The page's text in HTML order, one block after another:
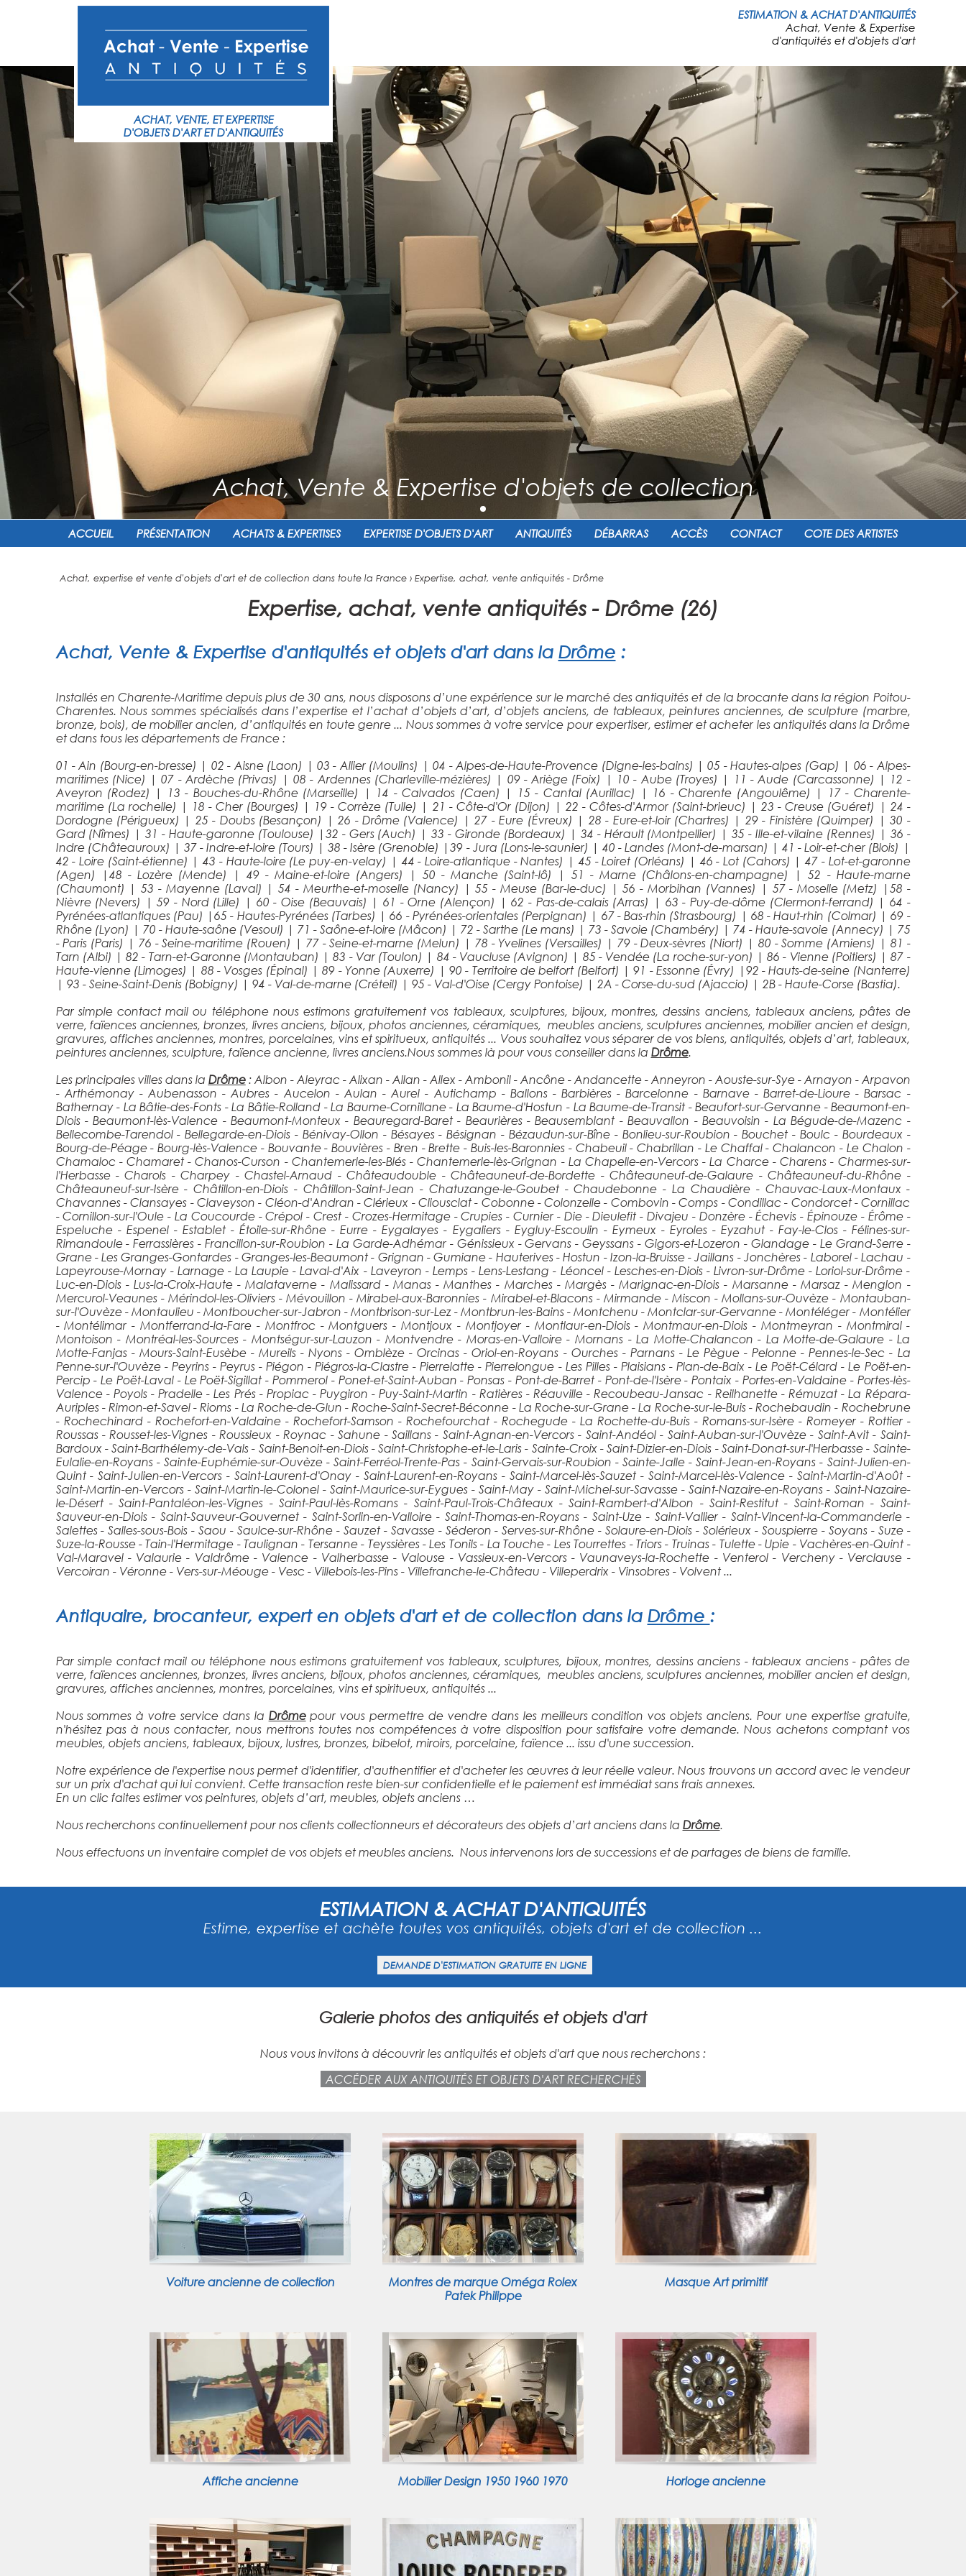
ESTIMATION & ACHAT D'ANTIQUITÉS
Achat, Vente & Expertise
d'antiquités et d'objets d'art
ACHAT, VENTE, ET EXPERTISE
D'OBJETS D'ART ET D'ANTIQUITÉS
Achat, Vente & Expertise d'objets de collection
ACCUEIL PRÉSENTATION ACHATS & EXPERTISES EXPERTISE D'OBJETS D'ART ANTIQUITÉS DÉBARRAS ACCÈS CONTACT COTE DES ARTISTES
Achat, expertise et vente d'objets d'art et de collection dans toute la France› Expertise, achat, vente antiquités - Drôme
Expertise, achat, vente antiquités - Drôme (26)
Achat, Vente & Expertise d'antiquités et objets d'art dans la Drôme :
Installés en Charente-Maritime depuis plus de 30 ans, nous disposons d’une expérience sur le marché des antiquités et de la brocante dans la région Poitou-
Charentes. Nous sommes spécialisés dans l’expertise et l’achat d’objets d’art, d’objets anciens, de tableaux, peintures anciennes, de sculpture (marbre,
bronze, bois), de mobilier ancien, d’antiquités en toute genre ... Nous sommes à votre service pour expertiser, estimer et acheter les antiquités dans la Drôme
et dans tous les départements de France :
01 - Ain (Bourg-en-bresse) | 02 - Aisne (Laon) | 03 - Allier (Moulins) | 04 - Alpes-de-Haute-Provence (Digne-les-bains) | 05 - Hautes-alpes (Gap) | 06 - Alpes-
maritimes (Nice) |07 - Ardèche (Privas) | 08 - Ardennes (Charleville-mézières) | 09 - Ariège (Foix) | 10 - Aube (Troyes) | 11 - Aude (Carcassonne) |
12 -
Aveyron (Rodez)
| 13 - Bouches-du-Rhône (Marseille) | 14 - Calvados (Caen) | 15 - Cantal (Aurillac) | 16 - Charente (Angoulême) |
17 - Charente-
maritime (La rochelle) | 18 - Cher (Bourges) | 19 - Corrèze (Tulle) | 21 - Côte-d'Or (Dijon) | 22 - Côtes-d'Armor (Saint-brieuc) | 23 - Creuse (Guéret) | 24 -
Dordogne (Périgueux) | 25 - Doubs (Besançon) | 26 - Drôme (Valence) | 27 - Eure (Évreux) | 28 - Eure-et-loir (Chartres) | 29 - Finistère (Quimper) |30 -
Gard (Nîmes) |31 - Haute-garonne (Toulouse) | 32 - Gers (Auch) |33 - Gironde (Bordeaux) | 34 - Hérault (Montpellier) |35 - Ille-et-vilaine (Rennes) | 36 -
Indre (Châteauroux) | 37 - Indre-et-loire (Tours) |38 - Isère (Grenoble) |39 - Jura (Lons-le-saunier) |40 - Landes (Mont-de-marsan) |41 - Loir-et-cher (Blois) |
42 - Loire (Saint-étienne) |43 - Haute-loire (Le puy-en-velay) |44 - Loire-atlantique - Nantes) |45 - Loiret (Orléans) |46 - Lot (Cahors) |47 - Lot-et-garonne
(Agen)
|48 - Lozère (Mende) |49 - Maine-et-loire (Angers) |50 - Manche (Saint-lô) |51 - Marne (Châlons-en-champagne) |52 - Haute-marne
(Chaumont) |53 - Mayenne (Laval) |54 - Meurthe-et-moselle (Nancy) |55 - Meuse (Bar-le-duc) |56 - Morbihan (Vannes) | 57 - Moselle (Metz) | 58 -
Nièvre (Nevers)
|59 - Nord (Lille) | 60 - Oise (Beauvais) |61 - Orne (Alençon) |62 - Pas-de-calais (Arras) | 63 - Puy-de-dôme (Clermont-ferrand) | 64 -
Pyrénées-atlantiques (Pau) |65 - Hautes-Pyrénées (Tarbes) |66 - Pyrénées-orientales (Perpignan) | 67 - Bas-rhin (Strasbourg) | 68 - Haut-rhin (Colmar) |69 -
Rhône (Lyon) | 70 - Haute-saône (Vesoul) | 71 - Saône-et-loire (Mâcon) | 72 - Sarthe (Le mans) | 73 - Savoie (Chambéry) | 74 - Haute-savoie (Annecy) | 75
- Paris (Paris) | 76 - Seine-maritime (Rouen) | 77 - Seine-et-marne (Melun) | 78 - Yvelines (Versailles) | 79 - Deux-sèvres (Niort) | 80 - Somme (Amiens) | 81 -
Tarn (Albi) |82 - Tarn-et-Garonne (Montauban) |83 - Var (Toulon) | 84 - Vaucluse (Avignon) | 85 - Vendée (La roche-sur-yon) |86 - Vienne (Poitiers) |87 -
Haute-vienne (Limoges) | 88 - Vosges (Épinal) |89 - Yonne (Auxerre) | 90 - Territoire de belfort (Belfort) |91 - Essonne (Évry) | 92 - Hauts-de-seine (Nanterre)
| 93 - Seine-Saint-Denis (Bobigny) | 94 - Val-de-marne (Créteil) | 95 - Val-d'Oise (Cergy Pontoise) | 2A - Corse-du-sud (Ajaccio) | 2B - Haute-Corse (Bastia).
Par simple contact mail ou téléphone nous estimons gratuitement vos tableaux, sculptures, bijoux, montres, dessins anciens, tableaux anciens, pâtes de
verre, faïences anciennes, bronzes, livres anciens, bijoux, photos anciennes, céramiques, meubles anciens, sculptures anciennes, mobilier ancien et design,
gravures, affiches anciennes, montres, porcelaines, vins et spiritueux, antiquités ... Vous souhaitez vous séparer de vos biens, antiquités, objets d’art, tableaux,
peintures anciennes, sculpture, faïence ancienne, livres anciens.Nous sommes là pour vous conseiller dans la Drôme.
Les principales villes dans la Drôme: Albon - Aleyrac - Alixan - Allan - Allex - Ambonil - Ancône - Andancette - Anneyron - Aouste-sur-Sye - Arnayon - Arpavon
- Arthémonay - Aubenasson - Aubres - Aucelon - Aulan - Aurel - Autichamp - Ballons - Barbières - Barcelonne - Barnave - Barret-de-Lioure - Barsac -
Bathernay - La Bâtie-des-Fonts - La Bâtie-Rolland - La Baume-Cornillane - La Baume-d'Hostun - La Baume-de-Transit - Beaufort-sur-Gervanne - Beaumont-en-
Diois - Beaumont-lès-Valence - Beaumont-Monteux - Beauregard-Baret - Beaurières - Beausemblant - Beauvallon - Beauvoisin - La Bégude-de-Mazenc -
Bellecombe-Tarendol - Bellegarde-en-Diois - Bénivay-Ollon - Bésayes - Bésignan - Bézaudun-sur-Bîne - Bonlieu-sur-Roubion - Bouchet - Boulc - Bourdeaux -
Bourg-de-Péage - Bourg-lès-Valence - Bouvante - Bouvières - Bren - Brette - Buis-les-Baronnies - Chabeuil - Chabrillan - Le Chaffal - Chalancon - Le Chalon -
Chamaloc - Chamaret - Chanos-Curson - Chantemerle-les-Blés - Chantemerle-lès-Grignan - La Chapelle-en-Vercors - La Charce - Charens - Charmes-sur-
l'Herbasse - Charols - Charpey - Chastel-Arnaud - Châteaudouble - Châteauneuf-de-Bordette - Châteauneuf-de-Galaure - Châteauneuf-du-Rhône -
Châteauneuf-sur-Isère - Châtillon-en-Diois - Châtillon-Saint-Jean - Chatuzange-le-Goubet - Chaudebonne - La Chaudière - Chauvac-Laux-Montaux -
Chavannes - Clansayes - Claveyson - Cléon-d'Andran - Clérieux - Cliousclat - Cobonne - Colonzelle - Combovin - Comps - Condillac - Condorcet - Cornillac
- Cornillon-sur-l'Oule - La Coucourde - Crépol - Crest - Crozes-Hermitage - Crupies - Curnier - Die - Dieulefit - Divajeu - Donzère - Échevis - Épinouze - Érôme -
Espeluche - Espenel - Establet - Étoile-sur-Rhône - Eurre - Eygalayes - Eygaliers - Eygluy-Escoulin - Eymeux - Eyroles - Eyzahut - Fay-le-Clos - Félines-sur-
Rimandoule - Ferrassières - Francillon-sur-Roubion - La Garde-Adhémar - Génissieux - Gervans - Geyssans - Gigors-et-Lozeron - Glandage - Le Grand-Serre -
Grane - Les Granges-Gontardes - Granges-les-Beaumont - Grignan - Gumiane - Hauterives - Hostun - Izon-la-Bruisse - Jaillans - Jonchères - Laborel - Lachau -
Lapeyrouse-Mornay - Larnage - La Laupie - Laval-d'Aix - Laveyron - Lemps - Lens-Lestang - Léoncel - Lesches-en-Diois - Livron-sur-Drôme - Loriol-sur-Drôme -
Luc-en-Diois - Lus-la-Croix-Haute - Malataverne - Malissard - Manas - Manthes - Marches - Margès - Marignac-en-Diois - Marsanne - Marsaz - Menglon -
Mercurol-Veaunes - Mérindol-les-Oliviers - Mévouillon - Mirabel-aux-Baronnies - Mirabel-et-Blacons - Mirmande - Miscon - Mollans-sur-Ouvèze - Montauban-
sur-l'Ouvèze - Montaulieu - Montboucher-sur-Jabron - Montbrison-sur-Lez - Montbrun-les-Bains - Montchenu - Montclar-sur-Gervanne - Montéléger - Montélier
- Montélimar - Montferrand-la-Fare - Montfroc - Montguers - Montjoux - Montjoyer - Montlaur-en-Diois - Montmaur-en-Diois - Montmeyran - Montmiral -
Montoison - Montréal-les-Sources - Montségur-sur-Lauzon - Montvendre - Moras-en-Valloire - Mornans - La Motte-Chalancon - La Motte-de-Galaure - La
Motte-Fanjas - Mours-Saint-Eusèbe - Mureils - Nyons - Omblèze - Orcinas - Oriol-en-Royans - Ourches - Parnans - Le Pègue - Pelonne - Pennes-le-Sec - La
Penne-sur-l'Ouvèze - Peyrins - Peyrus - Piégon - Piégros-la-Clastre - Pierrelatte - Pierrelongue - Les Pilles - Plaisians - Plan-de-Baix - Le Poët-Célard - Le Poët-en-
Percip - Le Poët-Laval - Le Poët-Sigillat - Pommerol - Ponet-et-Saint-Auban - Ponsas - Pont-de-Barret - Pont-de-l'Isère - Pontaix - Portes-en-Valdaine - Portes-lès-
Valence - Poyols - Pradelle - Les Prés - Propiac - Puygiron - Puy-Saint-Martin - Ratières - Réauville - Recoubeau-Jansac - Reilhanette - Rémuzat - La Répara-
Auriples - Rimon-et-Savel - Rioms - La Roche-de-Glun - Roche-Saint-Secret-Béconne - La Roche-sur-Grane - La Roche-sur-le-Buis - Rochebaudin - Rochebrune
- Rochechinard - Rochefort-en-Valdaine - Rochefort-Samson - Rochefourchat - Rochegude - La Rochette-du-Buis - Romans-sur-Isère - Romeyer - Rottier -
Roussas - Rousset-les-Vignes - Roussieux - Roynac - Sahune - Saillans - Saint-Agnan-en-Vercors - Saint-Andéol - Saint-Auban-sur-l'Ouvèze - Saint-Avit - Saint-
Bardoux - Saint-Barthélemy-de-Vals - Saint-Benoit-en-Diois - Saint-Christophe-et-le-Laris - Sainte-Croix - Saint-Dizier-en-Diois - Saint-Donat-sur-l'Herbasse - Sainte-
Eulalie-en-Royans - Sainte-Euphémie-sur-Ouvèze - Saint-Ferréol-Trente-Pas - Saint-Gervais-sur-Roubion - Sainte-Jalle - Saint-Jean-en-Royans - Saint-Julien-en-
Quint - Saint-Julien-en-Vercors - Saint-Laurent-d'Onay - Saint-Laurent-en-Royans - Saint-Marcel-lès-Sauzet - Saint-Marcel-lès-Valence - Saint-Martin-d'Août -
Saint-Martin-en-Vercors - Saint-Martin-le-Colonel - Saint-Maurice-sur-Eygues - Saint-May - Saint-Michel-sur-Savasse - Saint-Nazaire-en-Royans - Saint-Nazaire-
le-Désert - Saint-Pantaléon-les-Vignes - Saint-Paul-lès-Romans - Saint-Paul-Trois-Châteaux - Saint-Rambert-d'Albon - Saint-Restitut - Saint-Roman - Saint-
Sauveur-en-Diois - Saint-Sauveur-Gouvernet - Saint-Sorlin-en-Valloire - Saint-Thomas-en-Royans - Saint-Uze - Saint-Vallier - Saint-Vincent-la-Commanderie -
Salettes - Salles-sous-Bois - Saou - Saulce-sur-Rhône - Sauzet - Savasse - Séderon - Serves-sur-Rhône - Solaure-en-Diois - Solérieux - Souspierre - Soyans - Suze -
Suze-la-Rousse - Tain-l'Hermitage - Taulignan - Tersanne - Teyssières - Les Tonils - La Touche - Les Tourrettes - Triors - Truinas - Tulette - Upie - Vachères-en-Quint -
Val-Maravel - Valaurie - Valdrôme - Valence - Valherbasse - Valouse - Vassieux-en-Vercors - Vaunaveys-la-Rochette - Venterol - Vercheny - Verclause -
Vercoiran - Véronne - Vers-sur-Méouge - Vesc - Villebois-les-Pins - Villefranche-le-Château - Villeperdrix - Vinsobres - Volvent ...
Antiquaire, brocanteur, expert en objets d'art et de collection dans la Drôme :
Par simple contact mail ou téléphone nous estimons gratuitement vos tableaux, sculptures, bijoux, montres, dessins anciens - tableaux anciens - pâtes de
verre, faïences anciennes, bronzes, livres anciens, bijoux, photos anciennes, céramiques, meubles anciens, sculptures anciennes, mobilier ancien et design,
gravures, affiches anciennes, montres, porcelaines, vins et spiritueux, antiquités ...
Nous sommes à votre service dans la Drômepour vous permettre de vendre dans les meilleurs condition vos objets anciens. Pour une expertise gratuite,
n'hésitez pas à nous contacter, nous mettrons toutes nos compétences à votre disposition pour satisfaire votre demande. Nous achetons comptant vos
meubles, objets anciens, tableaux, bijoux, lustres, bronzes, bibelot, miroirs, porcelaine, faïence ... issu d'une succession.
Notre expérience de l'expertise nous permet d'identifier, d'authentifier et d'acheter les œuvres à leur réelle valeur. Nous trouvons un accord avec le vendeur
sur un prix d'achat qui lui convient. Cette transaction reste bien-sur confidentielle et le paiement est immédiat sans frais annexes.
En un clic faites estimer vos peintures, objets d’art, meubles, objets anciens …
Nous recherchons continuellement pour nos clients collectionneurs et décorateurs des objets d’art anciens dans la Drôme.
Nous effectuons un inventaire complet de vos objets et meubles anciens. Nous intervenons lors de successions et de partages de biens de famille.
ESTIMATION & ACHAT D'ANTIQUITÉS
Estime, expertise et achète toutes vos antiquités, objets d'art et de collection ...
DEMANDE D'ESTIMATION GRATUITE EN LIGNE
Galerie photos des antiquités et objets d'art
Nous vous invitons à découvrir les antiquités et objets d'art que nous recherchons :
ACCÉDER AUX ANTIQUITÉS ET OBJETS D'ART RECHERCHÉS
Voiture ancienne de collection
Montres de marque Oméga Rolex
Patek Philippe
Masque Art primitif
Affiche ancienne Mobilier Design 1950 1960 1970 Horloge ancienne